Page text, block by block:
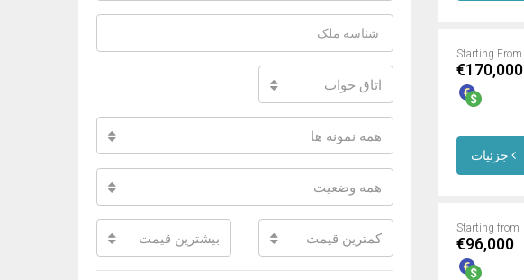
Starting From
€170,000
Starting from
€96,000
اتاق خواب
همه نمونه ها
همه وضعیت
کمترین قیمت بیشترین قیمت